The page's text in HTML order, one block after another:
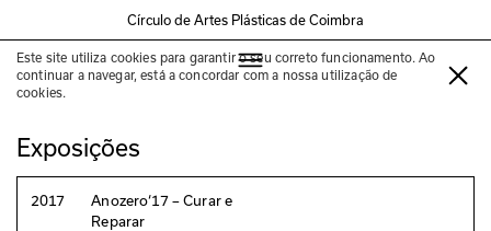
Círculo de Artes Plásticas de Coimbra
Este site utiliza cookies para garantir o seu correto funcionamento. Ao
continuar a navegar, está a concordar com a nossa utilização de
cookies.
Danh Vo
Exposições
2017
Anozero‘17 – Curar e
Reparar